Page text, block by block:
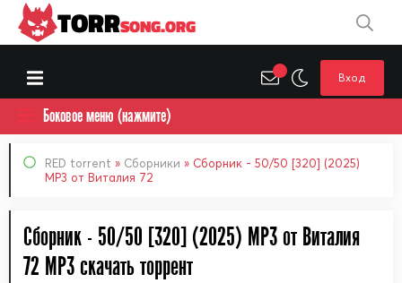
Боковое меню (нажмите)
RED torrent » Сборники » Сборник - 50/50 [320] (2025)
MP3 от Виталия 72
Сборник - 50/50 [320] (2025) MP3 от Виталия
72 MP3 cкачать торрент
TORRSONG.ORG
Вход